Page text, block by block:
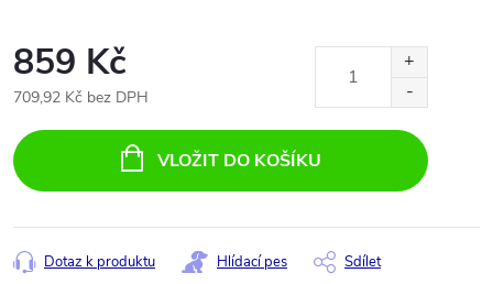
859 Kč
709,92 Kč bez DPH
cena:
VLOŽIT DO KOŠÍKU
Dotaz k produktu Hlídací pes Sdílet